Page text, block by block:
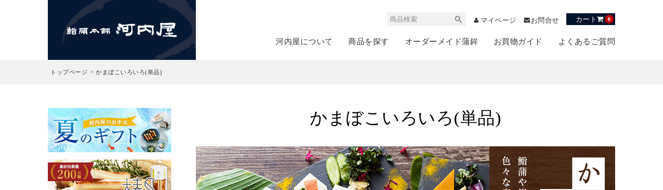
マイページ お問合せ カート 0
河内屋について 商品を探す オーダーメイド蒲鉾 お買物ガイド よくあるご質問
トップページ かまぼこいろいろ(単品)
かまぼこいろいろ(単品)